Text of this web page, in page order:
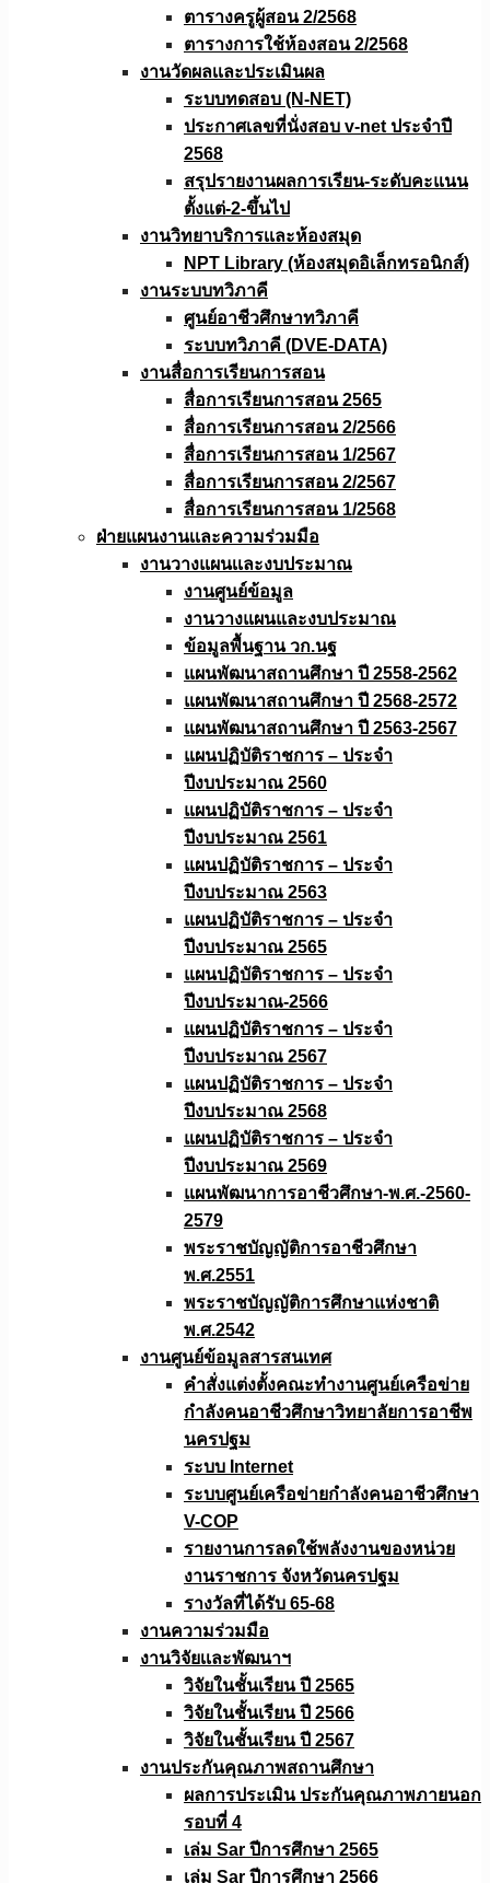
ตารางครูผู้สอน 2/2568
ตารางการใช้ห้องสอน 2/2568
งานวัดผลเเละประเมินผล
ระบบทดสอบ (N-NET)
ประกาศเลขที่นั่งสอบ v-net ประจำปี
2568
สรุปรายงานผลการเรียน-ระดับคะแนน
ตั้งแต่-2-ขึ้นไป
งานวิทยาบริการเเละห้องสมุด
NPT Library (ห้องสมุดอิเล็กทรอนิกส์)
งานระบบทวิภาคี
ศูนย์อาชีวศึกษาทวิภาคี
ระบบทวิภาคี (DVE-DATA)
งานสื่อการเรียนการสอน
สื่อการเรียนการสอน 2565
สื่อการเรียนการสอน 2/2566
สื่อการเรียนการสอน 1/2567
สื่อการเรียนการสอน 2/2567
สื่อการเรียนการสอน 1/2568
ฝ่ายแผนงานเเละความร่วมมือ
งานวางแผนเเละงบประมาณ
งานศูนย์ข้อมูล
งานวางแผนและงบประมาณ
ข้อมูลพื้นฐาน วก.นฐ
แผนพัฒนาสถานศึกษา ปี 2558-2562
แผนพัฒนาสถานศึกษา ปี 2568-2572
แผนพัฒนาสถานศึกษา ปี 2563-2567
แผนปฏิบัติราชการ – ประจำ
ปีงบประมาณ 2560
แผนปฏิบัติราชการ – ประจำ
ปีงบประมาณ 2561
แผนปฏิบัติราชการ – ประจำ
ปีงบประมาณ 2563
แผนปฏิบัติราชการ – ประจำ
ปีงบประมาณ 2565
แผนปฏิบัติราชการ – ประจำ
ปีงบประมาณ-2566
แผนปฏิบัติราชการ – ประจำ
ปีงบประมาณ 2567
แผนปฏิบัติราชการ – ประจำ
ปีงบประมาณ 2568
แผนปฏิบัติราชการ – ประจำ
ปีงบประมาณ 2569
แผนพัฒนาการอาชีวศึกษา-พ.ศ.-2560-
2579
พระราชบัญญัติการอาชีวศึกษา
พ.ศ.2551
พระราชบัญญัติการศึกษาแห่งชาติ
พ.ศ.2542
งานศูนย์ข้อมูลสารสนเทศ
คำสั่งแต่งตั้งคณะทำงานศูนย์เครือข่าย
กำลังคนอาชีวศึกษาวิทยาลัยการอาชีพ
นครปฐม
ระบบ Internet
ระบบศูนย์เครือข่ายกำลังคนอาชีวศึกษา
V-COP
รายงานการลดใช้พลังงานของหน่วย
งานราชการ จังหวัดนครปฐม
รางวัลที่ได้รับ 65-68
งานความร่วมมือ
งานวิจัยเเละพัฒนาฯ
วิจัยในชั้นเรียน ปี 2565
วิจัยในชั้นเรียน ปี 2566
วิจัยในชั้นเรียน ปี 2567
งานประกันคุณภาพสถานศึกษา
ผลการประเมิน ประกันคุณภาพภายนอก
รอบที่ 4
เล่ม Sar ปีการศึกษา 2565
เล่ม Sar ปีการศึกษา 2566